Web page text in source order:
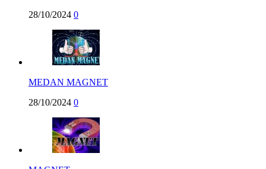
28/10/2024 0
MEDAN MAGNET
28/10/2024 0